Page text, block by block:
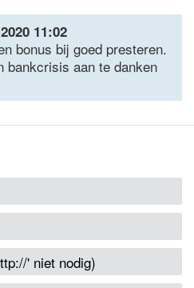
11:02
bonus bij goed presteren.
bankcrisis aan te danken